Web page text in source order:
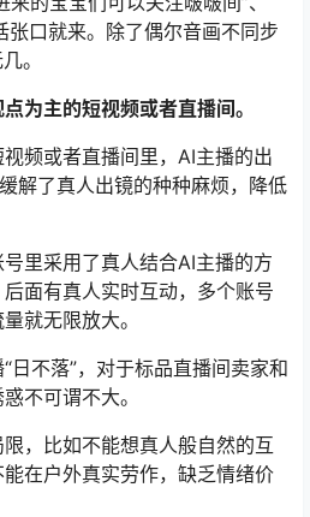
张口就来。除了偶尔音画不同步
。
为主的短视频或者直播间。
频或者直播间里，AI主播的出
解了真人出镜的种种麻烦，降低
里采用了真人结合AI主播的方
面有真人实时互动，多个账号
就无限放大。
日不落”，对于标品直播间卖家和
不可谓不大。
，比如不能想真人般自然的互
在户外真实劳作，缺乏情绪价